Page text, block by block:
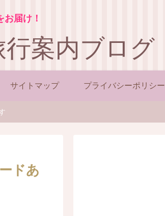
届け！
案内ブログ
サイトマップ プライバシーポリシー
ドあ